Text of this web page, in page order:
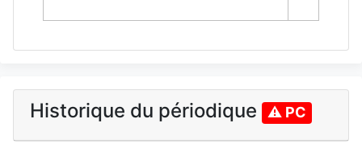
Historique du périodique ⚠ PC